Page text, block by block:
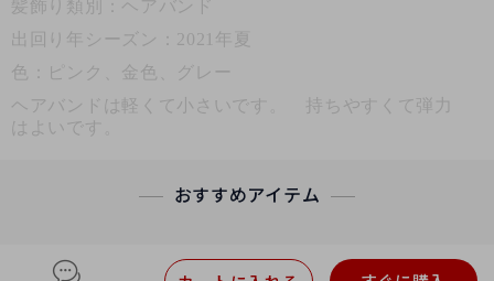
髪飾り類別：ヘアバンド
出回り年シーズン：2021年夏
色：ピンク、金色、グレー
ヘアバンドは軽くて小さいです。 持ちやすくて弾力
はよいです。
おすすめアイテム